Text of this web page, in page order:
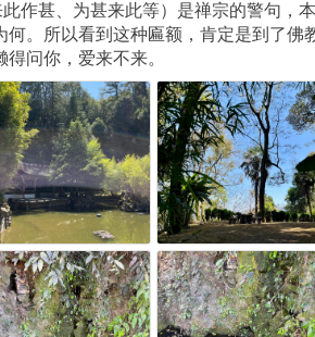
此作甚、为甚来此等）是禅宗的警句，
何。所以看到这种匾额，肯定是到了佛
问你，爱来不来。